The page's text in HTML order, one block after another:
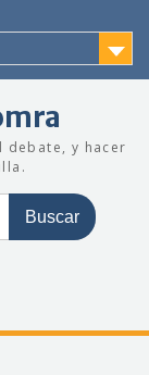
debate, y hacer